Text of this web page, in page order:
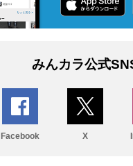
みんカラ公式
Facebook X